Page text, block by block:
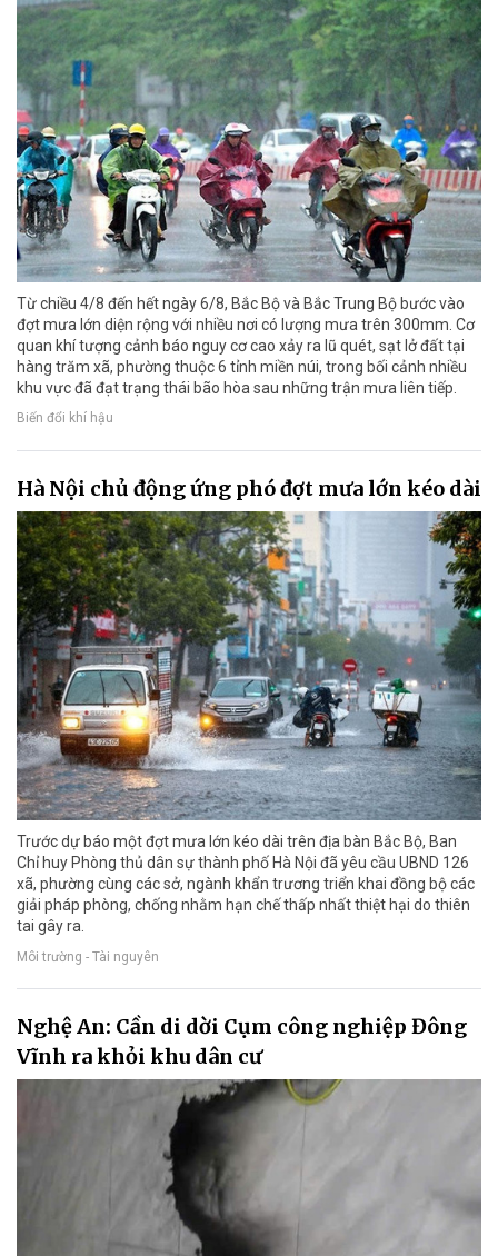
Từ chiều 4/8 đến hết ngày 6/8, Bắc Bộ và Bắc Trung Bộ bước vào
đợt mưa lớn diện rộng với nhiều nơi có lượng mưa trên 300mm. Cơ
quan khí tượng cảnh báo nguy cơ cao xảy ra lũ quét, sạt lở đất tại
hàng trăm xã, phường thuộc 6 tỉnh miền núi, trong bối cảnh nhiều
khu vực đã đạt trạng thái bão hòa sau những trận mưa liên tiếp.
Biến đổi khí hậu
Hà Nội chủ động ứng phó đợt mưa lớn kéo dài
Trước dự báo một đợt mưa lớn kéo dài trên địa bàn Bắc Bộ, Ban
Chỉ huy Phòng thủ dân sự thành phố Hà Nội đã yêu cầu UBND 126
xã, phường cùng các sở, ngành khẩn trương triển khai đồng bộ các
giải pháp phòng, chống nhằm hạn chế thấp nhất thiệt hại do thiên
tai gây ra.
Môi trường - Tài nguyên
Nghệ An: Cần di dời Cụm công nghiệp Đông
Vĩnh ra khỏi khu dân cư